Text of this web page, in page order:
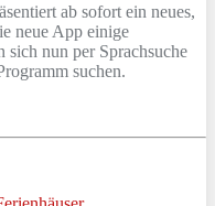
ab sofort ein neues,
neue App einige
sich nun per Sprachsuche
suchen.